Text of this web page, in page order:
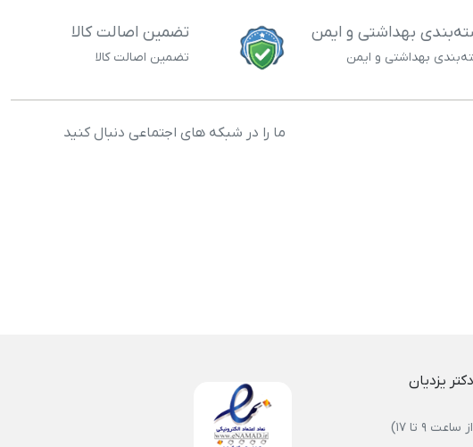
بهداشتی و ایمن
بهداشتی و ایمن
تضمین اصالت کالا
تضمین اصالت کالا
ما را در شبکه های اجتماعی دنبال کنید
یزدیان